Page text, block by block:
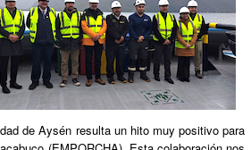
de Aysén resulta un hito muy positivo para